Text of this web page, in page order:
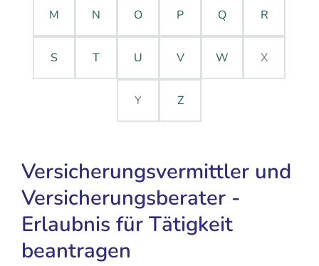
M N O P Q R
S T U V W X
Y Z
Versicherungsvermittler und
Versicherungsberater -
Erlaubnis für Tätigkeit
beantragen